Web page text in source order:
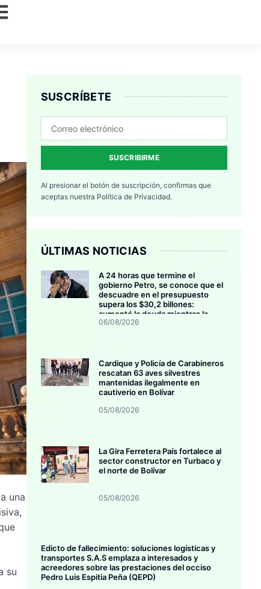
una
su
SUSCRÍBETE
SUSCRIBIRME
Al presionar el botón de suscripción, confirmas que
aceptas nuestra Política de Privacidad.
ÚLTIMAS NOTICIAS
A 24 horas que termine el
gobierno Petro, se conoce que el
descuadre en el presupuesto
supera los $30,2 billones:
aumentó la deuda mientras la
inversión se estanca
06/08/2026
Cardique y Policía de Carabineros
rescatan 63 aves silvestres
mantenidas ilegalmente en
cautiverio en Bolívar
05/08/2026
La Gira Ferretera País fortalece al
sector constructor en Turbaco y
el norte de Bolívar
05/08/2026
Edicto de fallecimiento: soluciones logísticas y
transportes S.A.S emplaza a interesados y
acreedores sobre las prestaciones del occiso
Pedro Luis Espitia Peña (QEPD)